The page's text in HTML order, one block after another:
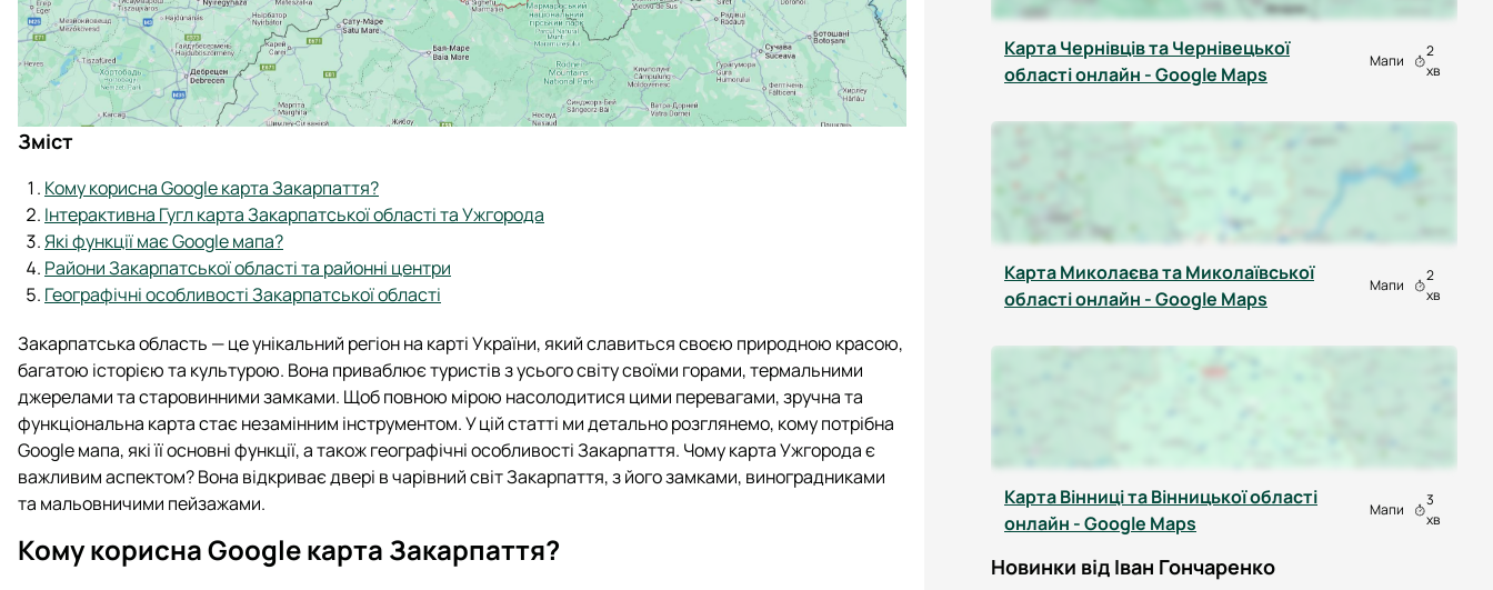
Зміст
Кому корисна Google карта Закарпаття?
Інтерактивна Гугл карта Закарпатської області та Ужгорода
Які функції має Google мапа?
Райони Закарпатської області та районні центри
Географічні особливості Закарпатської області
Закарпатська область — це унікальний регіон на карті України, який славиться своєю природною красою,
багатою історією та культурою. Вона приваблює туристів з усього світу своїми горами, термальними
джерелами та старовинними замками. Щоб повною мірою насолодитися цими перевагами, зручна та
функціональна карта стає незамінним інструментом. У цій статті ми детально розглянемо, кому потрібна
Google мапа, які її основні функції, а також географічні особливості Закарпаття. Чому карта Ужгорода є
важливим аспектом? Вона відкриває двері в чарівний світ Закарпаття, з його замками, виноградниками
та мальовничими пейзажами.
Кому корисна Google карта Закарпаття?
Карта Чернівців та Чернівецької
області онлайн - Google Maps
Мапи
2
хв
Карта Миколаєва та Миколаївської
області онлайн - Google Maps
Мапи
2
хв
Карта Вінниці та Вінницької області
онлайн - Google Maps
Мапи
3
хв
Новинки від Іван Гончаренко